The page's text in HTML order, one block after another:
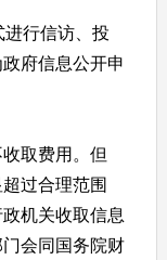
行信访、投
府信息公开申
取费用。但
过合理范围
机关收取信息
会同国务院财